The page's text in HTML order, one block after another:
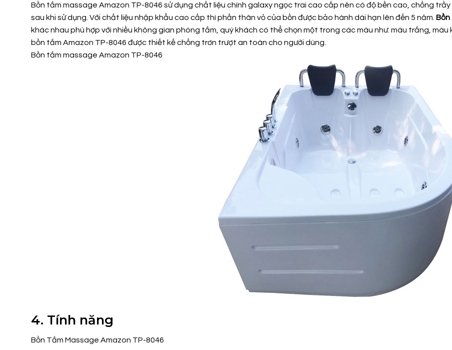
Bồn tắm massage Amazon TP-8046 sử dụng chất liệu chính galaxy ngọc trai cao cấp nên có độ bền cao, chống
sau khi sử dụng. Với chất liệu nhập khẩu cao cấp thì phần thân vỏ của bồn được bảo hành dài hạn lên đến 5 năm.
khác nhau phù hợp với nhiều không gian phòng tắm, quý khách có thể chọn một trong các màu như: màu trắng,
bồn tắm Amazon TP-8046 được thiết kế chống trơn trượt an toàn cho người dùng.
Bồn tắm massage Amazon TP-8046
4. Tính năng
Bồn Tắm Massage Amazon TP-8046